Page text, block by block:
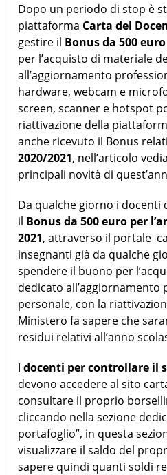
Dopo un periodo di stop è
piattaforma Carta del
gestire il Bonus da 500
per l’acquisto di materiale
all’aggiornamento
hardware, webcam e
screen, scanner e hotspot
riattivazione della
anche ricevuto il Bonus
2020/2021, nell’articolo
principali novità di
Da qualche giorno i
il Bonus da 500 euro per
2021, attraverso il portale
insegnanti già da qualche
spendere il buono per
dedicato all’aggiornamento
personale, con la
Ministero fa sapere che
residui relativi all’anno
Idocenti per controllare il
devono accedere al sito
consultare il proprio
cliccando nella sezione
portafoglio”, in questa
visualizzare il saldo del
sapere quindi quanti soldi